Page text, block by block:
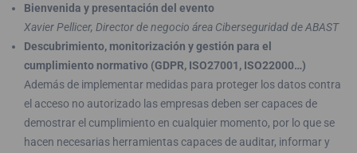
Bienvenida y presentación del evento
Xavier Pellicer, Director de negocio área Ciberseguridad de ABAST
Descubrimiento, monitorización y gestión para el
cumplimiento normativo (GDPR, ISO27001, ISO22000…)
Además de implementar medidas para proteger los datos contra
el acceso no autorizado las empresas deben ser capaces de
demostrar el cumplimiento en cualquier momento, por lo que se
hacen necesarias herramientas capaces de auditar, informar y